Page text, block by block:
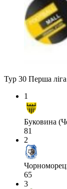
Тур 30 Перша ліга
1
Буковина
81
2
65
3